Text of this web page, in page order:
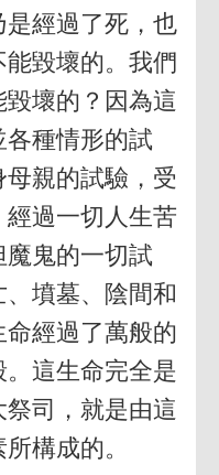
經過了死，也
毀壞的。我們
壞的？因為這
種情形的試
親的試驗，受
過一切人生苦
鬼的一切試
墳墓、陰間和
經過了萬般的
這生命完全是
司，就是由這
構成的。